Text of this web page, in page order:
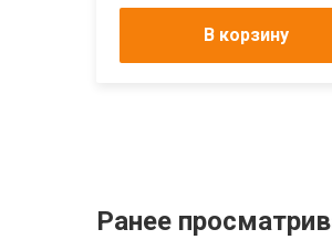
В корзину
Ранее